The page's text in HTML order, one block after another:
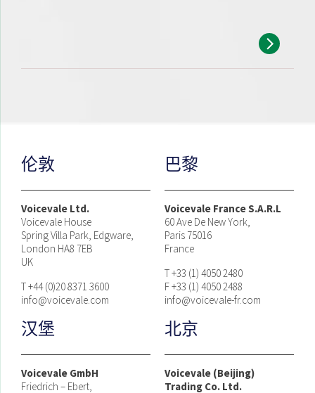
伦敦
Voicevale Ltd.
Voicevale House
Spring Villa Park, Edgware,
London HA8 7EB
UK
T +44 (0)20 8371 3600
info@voicevale.com
巴黎
Voicevale France S.A.R.L
60 Ave De New York,
Paris 75016
France
T +33 (1) 4050 2480
F +33 (1) 4050 2488
info@voicevale-fr.com
汉堡
Voicevale GmbH
Friedrich – Ebert,
北京
Voicevale (Beijing)
Trading Co. Ltd.